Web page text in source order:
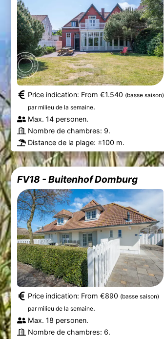
Price indication: From €1.540 (basse saison)
par milieu de la semaine.
Max. 14 personen.
Nombre de chambres: 9.
Distance de la plage: ±100 m.
FV18 - Buitenhof Domburg
Price indication: From €890 (basse saison)
par milieu de la semaine.
Max. 18 personen.
Nombre de chambres: 6.